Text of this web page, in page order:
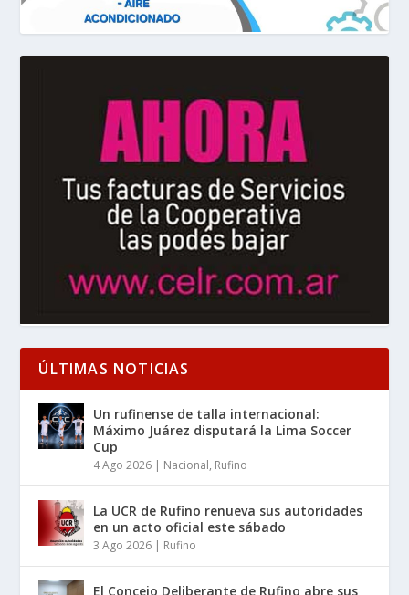
ÚLTIMAS NOTICIAS
Un rufinense de talla internacional:
Máximo Juárez disputará la Lima Soccer
Cup
4 Ago 2026 | Nacional, Rufino
La UCR de Rufino renueva sus autoridades
en un acto oficial este sábado
3 Ago 2026 | Rufino
El Concejo Deliberante de Rufino abre sus